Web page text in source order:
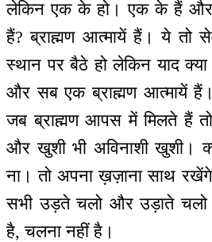
लेकिन एक के हो। एक के हैं
हैं? ब्राह्मण आत्मायें हैं। ये तो
स्थान पर बैठे हो लेकिन याद
और सब एक ब्राह्मण आत्मायें
जब ब्राह्मण आपस में मिलते हैं
और खुशी भी अविनाशी खुशी।
ना। तो अपना ख़ज़ाना साथ
सभी उड़ते चलो और उड़ाते
है, चलना नहीं है।